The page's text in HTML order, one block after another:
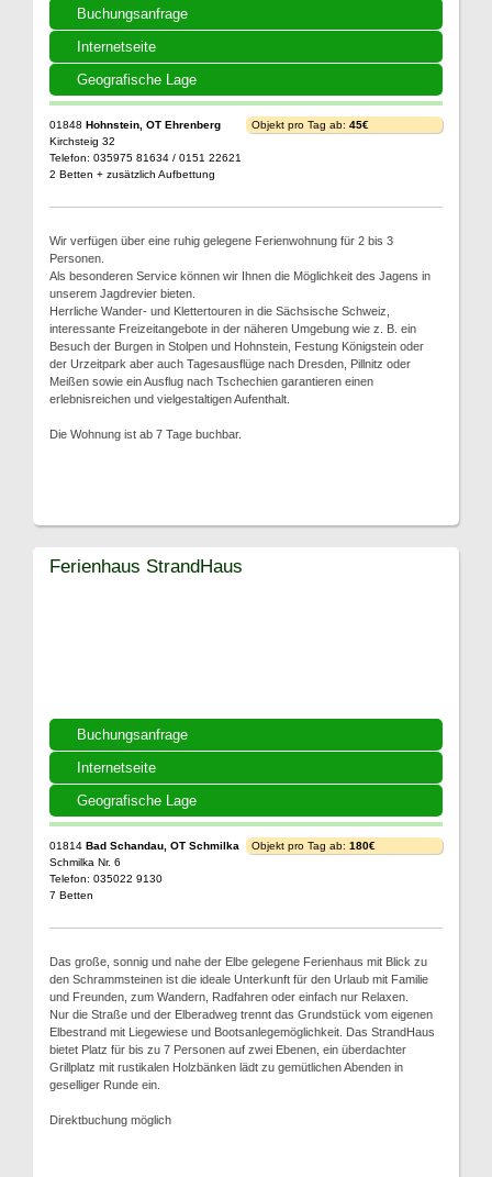
Buchungsanfrage
Internetseite
Geografische Lage
01848 Hohnstein, OT Ehrenberg
Kirchsteig 32
Telefon: 035975 81634 / 0151 22621
2 Betten + zusätzlich Aufbettung
Objekt pro Tag ab: 45€
Wir verfügen über eine ruhig gelegene Ferienwohnung für 2 bis 3
Personen.
Als besonderen Service können wir Ihnen die Möglichkeit des Jagens in
unserem Jagdrevier bieten.
Herrliche Wander- und Klettertouren in die Sächsische Schweiz,
interessante Freizeitangebote in der näheren Umgebung wie z. B. ein
Besuch der Burgen in Stolpen und Hohnstein, Festung Königstein oder
der Urzeitpark aber auch Tagesausflüge nach Dresden, Pillnitz oder
Meißen sowie ein Ausflug nach Tschechien garantieren einen
erlebnisreichen und vielgestaltigen Aufenthalt.
Die Wohnung ist ab 7 Tage buchbar.
Buchungsanfrage
Internetseite
Geografische Lage
Ferienhaus StrandHaus
01814 Bad Schandau, OT Schmilka
Schmilka Nr. 6
Telefon: 035022 9130
7 Betten
Objekt pro Tag ab: 180€
Das große, sonnig und nahe der Elbe gelegene Ferienhaus mit Blick zu
den Schrammsteinen ist die ideale Unterkunft für den Urlaub mit Familie
und Freunden, zum Wandern, Radfahren oder einfach nur Relaxen.
Nur die Straße und der Elberadweg trennt das Grundstück vom eigenen
Elbestrand mit Liegewiese und Bootsanlegemöglichkeit. Das StrandHaus
bietet Platz für bis zu 7 Personen auf zwei Ebenen, ein überdachter
Grillplatz mit rustikalen Holzbänken lädt zu gemütlichen Abenden in
geselliger Runde ein.
Direktbuchung möglich